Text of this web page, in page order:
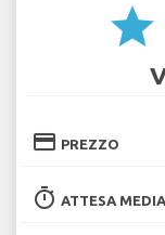
star
credit_card PREZZO
timer ATTESA MEDIA